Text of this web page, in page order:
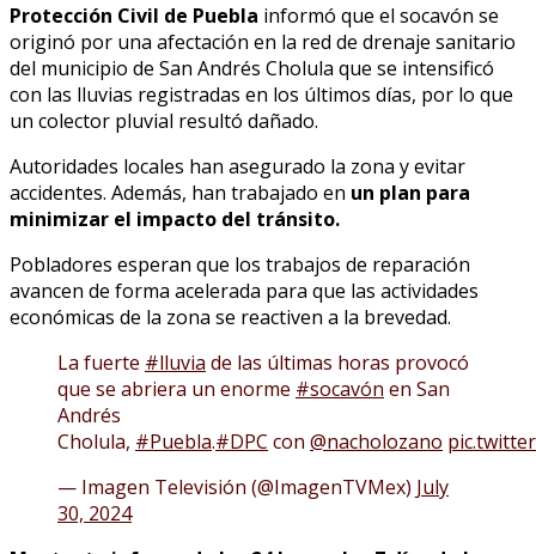
Protección Civil de Puebla informó que el socavón se
originó por una afectación en la red de drenaje sanitario
del municipio de San Andrés Cholula que se intensificó
con las lluvias registradas en los últimos días, por lo que
un colector pluvial resultó dañado.
Autoridades locales han asegurado la zona y evitar
accidentes. Además, han trabajado en un plan para
minimizar el impacto del tránsito.
Pobladores esperan que los trabajos de reparación
avancen de forma acelerada para que las actividades
económicas de la zona se reactiven a la brevedad.
La fuerte #lluvia de las últimas horas provocó
que se abriera un enorme #socavón en San
Andrés
Cholula, #Puebla.#DPC con @nacholozano
— Imagen Televisión (@ImagenTVMex) July
30, 2024